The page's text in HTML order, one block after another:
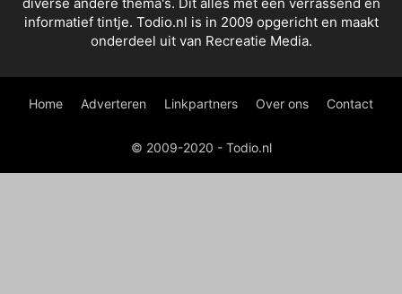
informatief tintje. Todio.nl is in 2009 opgericht en maakt
onderdeel uit van Recreatie Media.
Home Adverteren Linkpartners Over ons Contact
© 2009-2020 - Todio.nl